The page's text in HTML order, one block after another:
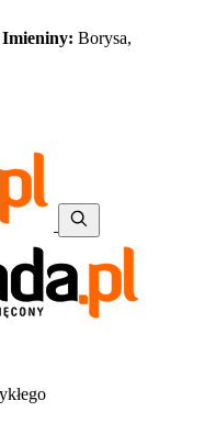
Imieniny: Borysa,